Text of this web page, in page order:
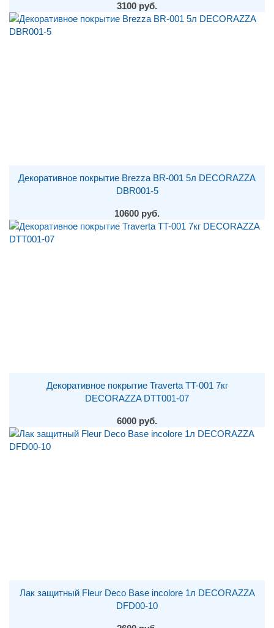
3100 руб.
Декоративное покрытие Brezza BR-001 5л DECORAZZA
DBR001-5
10600 руб.
Декоративное покрытие Traverta TT-001 7кг
DECORAZZA DTT001-07
6000 руб.
Лак защитный Fleur Deco Base incolore 1л DECORAZZA
DFD00-10